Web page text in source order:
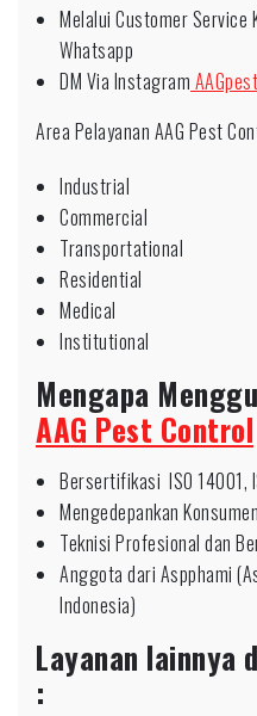
Melalui Customer Service
Whatsapp
DM Via Instagram
Area Pelayanan AAG Pest
Industrial
Commercial
Transportational
Residential
Medical
Institutional
Mengapa
AAG Pest Control
Bersertifikasi ISO 14001,
Mengedepankan
Teknisi Profesional dan
Anggota dari Aspphami
Indonesia)
Layanan lainnya
: